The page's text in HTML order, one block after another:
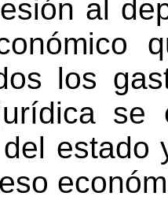
al
los
se
estado